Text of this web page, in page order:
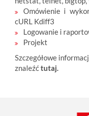
Omówienie i
cURL Kdiff3
Logowanie i
Projekt
Szczegółowe
znaleźćtutaj.